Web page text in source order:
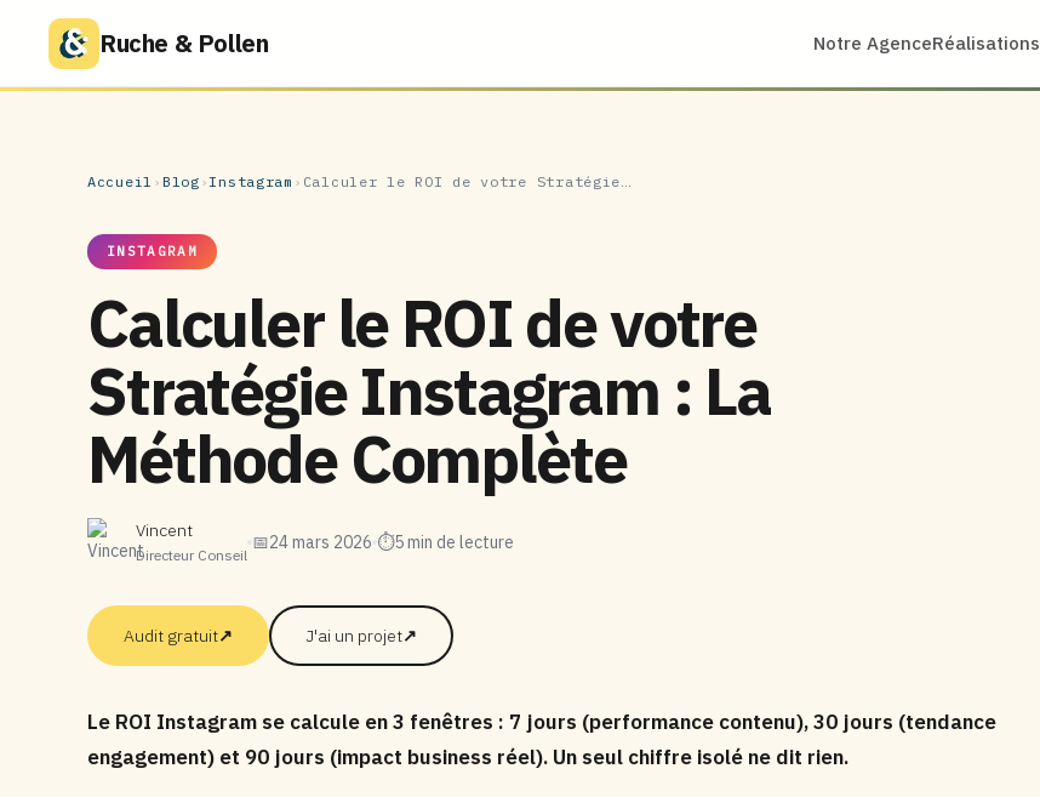
Ruche & Pollen Notre AgenceRéalisations
Accueil › Blog ›Instagram › Calculer le ROI de votre Stratégie…
INSTAGRAM
Calculer le ROI de votre
Stratégie Instagram : La
Méthode Complète
Vincent
Directeur Conseil
📅24 mars 2026 ⏱5 min de lecture
Audit gratuit↗ J'ai un projet↗
Le ROI Instagram se calcule en 3 fenêtres : 7 jours (performance contenu), 30 jours (tendance
engagement) et 90 jours (impact business réel). Un seul chiffre isolé ne dit rien.